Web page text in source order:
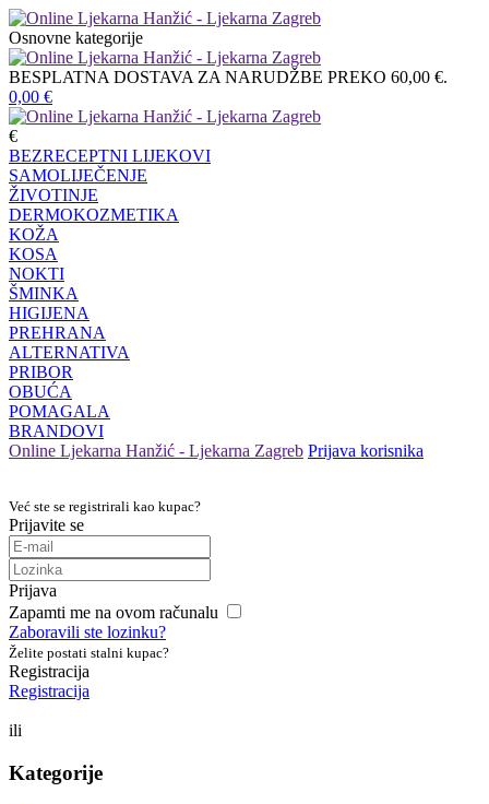
Osnovne kategorije
BESPLATNA DOSTAVA ZA NARUDŽBE PREKO 60,00 €.
0,00 €
€
BEZRECEPTNI LIJEKOVI
SAMOLIJEČENJE
ŽIVOTINJE
DERMOKOZMETIKA
KOŽA
KOSA
NOKTI
ŠMINKA
HIGIJENA
PREHRANA
ALTERNATIVA
PRIBOR
OBUĆA
POMAGALA
BRANDOVI
Online Ljekarna Hanžić - Ljekarna Zagreb Prijava korisnika
Već ste se registrirali kao kupac?
Prijavite se
Prijava
Zapamti me na ovom računalu
Zaboravili ste lozinku?
Želite postati stalni kupac?
Registracija
Registracija
ili
Kategorije